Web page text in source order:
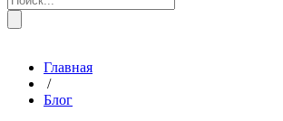
Главная
/
Блог